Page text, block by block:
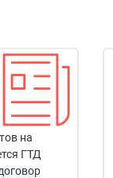
на
ГТД